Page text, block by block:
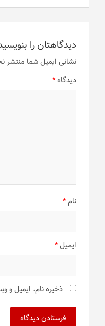
دیدگاهتان را
نشانی ایمیل شما منتشر
دیدگاه*
نام*
ایمیل*
ذخیره نام، ایمیل و